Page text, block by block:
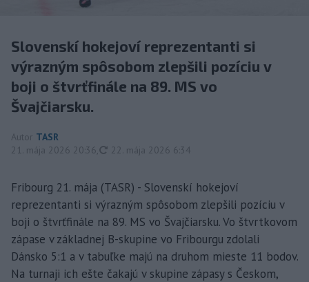
Slovenskí hokejoví reprezentanti si
výrazným spôsobom zlepšili pozíciu v
boji o štvrťfinále na 89. MS vo
Švajčiarsku.
Autor TASR
21. mája 2026 20:36
aktualizované
22. mája 2026 6:34
Fribourg 21. mája (TASR) - Slovenskí hokejoví
reprezentanti si výrazným spôsobom zlepšili pozíciu v
boji o štvrťfinále na 89. MS vo Švajčiarsku. Vo štvrtkovom
zápase v základnej B-skupine vo Fribourgu zdolali
Dánsko 5:1 a v tabuľke majú na druhom mieste 11 bodov.
Na turnaji ich ešte čakajú v skupine zápasy s Českom,